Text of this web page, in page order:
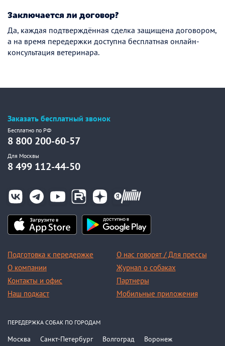
Заключается ли договор?
Да, каждая подтверждённая сделка защищена договором,
а на время передержки доступна бесплатная онлайн-
консультация ветеринара.
Заказать бесплатный звонок
Бесплатно по РФ
8 800 200-60-57
Для Москвы
8 499 112-44-50
Подготовка к передержке
О компании
Контакты и офис
Наш подкаст
О нас говорят / Для прессы
Журнал о собаках
Партнеры
Мобильные приложения
ПЕРЕДЕРЖКА СОБАК ПО ГОРОДАМ
Москва Санкт-Петербург Волгоград Воронеж